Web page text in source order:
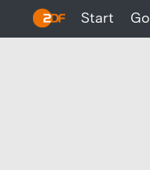
Start